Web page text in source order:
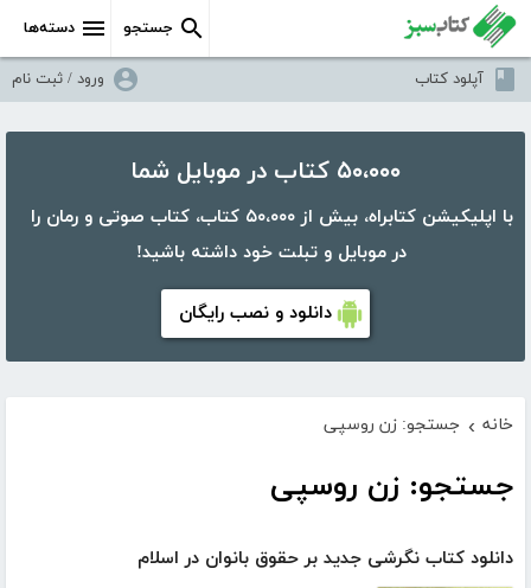
دسته‌ها جستجو
آپلود کتاب ورود / ثبت نام
۵۰،۰۰۰ کتاب در موبایل شما
با اپلیکیشن کتابراه، بیش از ۵۰،۰۰۰ کتاب، کتاب صوتی و رمان را
در موبایل و تبلت خود داشته باشید!
دانلود و نصب رایگان
خانه › جستجو: زن روسپی
جستجو: زن روسپی
دانلود کتاب نگرشی جدید بر حقوق بانوان در اسلام